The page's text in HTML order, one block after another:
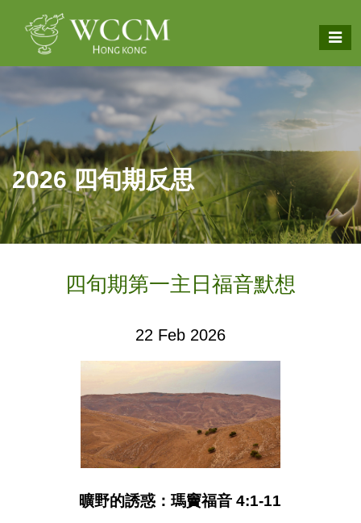
2026 四旬期反思
四旬期第一主日福音默想
22 Feb 2026
曠野的誘惑：瑪竇福音 4:1-11